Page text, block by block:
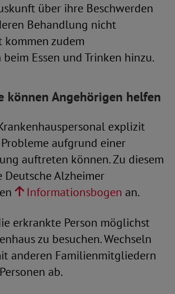
über ihre Beschwerden
Behandlung nicht
kommen zudem
Essen und Trinken hinzu.
können Angehörigen helfen
explizit
aufgrund einer
auftreten können. Zu diesem
Alzheimer
Informationsbogen an.
erkrankte Person möglichst
zu besuchen. Wechseln
anderen Familienmitgliedern
ab.